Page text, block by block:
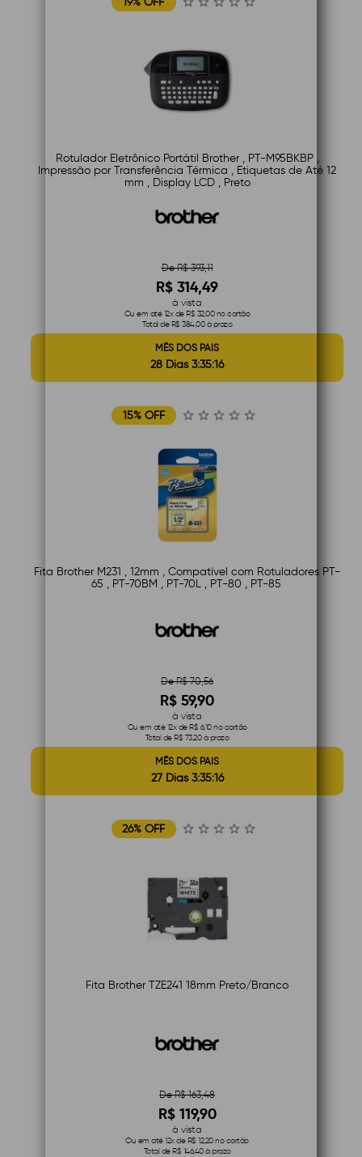
Rotulador Eletrônico Portátil Brother , PT-M95BKBP ,
Impressão por Transferência Térmica , Etiquetas de Até 12
mm , Display LCD , Preto
De R$ 393,11
R$ 314,49
à vista
Ou em até 12x de R$ 32,00 no cartão
Total de R$ 384,00 à prazo
MÊS DOS PAIS
28 Dias 3:35:15
15% OFF
Fita Brother M231 , 12mm , Compatível com Rotuladores PT-
65 , PT-70BM , PT-70L , PT-80 , PT-85
De R$ 70,56
R$ 59,90
à vista
Ou em até 12x de R$ 6,10 no cartão
Total de R$ 73,20 à prazo
MÊS DOS PAIS
27 Dias 3:35:15
26% OFF
Fita Brother TZE241 18mm Preto/Branco
De R$ 163,48
R$ 119,90
à vista
Ou em até 12x de R$ 12,20 no cartão
Total de R$ 146,40 à prazo